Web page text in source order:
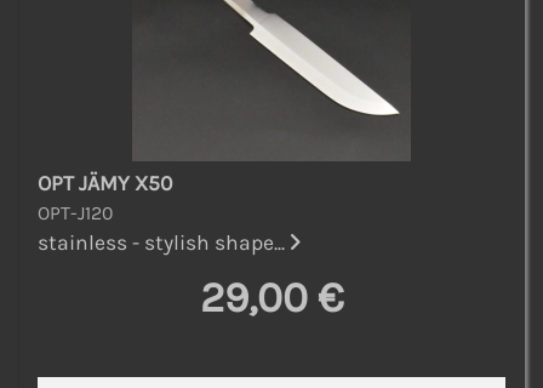
OPT JÄMY X50
OPT-J120
stainless - stylish shape...
29,00 €